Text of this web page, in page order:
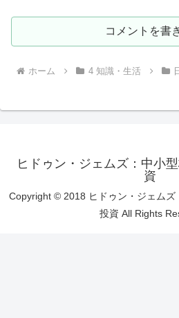
コメントを書
ホーム 4 知識・生活
ヒドゥン・ジェムズ：中小
資
Copyright © 2018 ヒドゥン・ジェムズ
投資 All Rights